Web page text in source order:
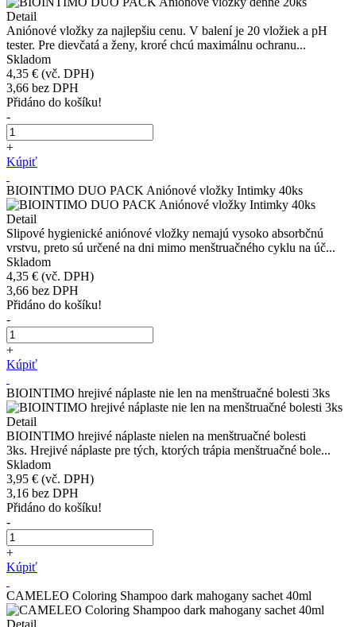
Detail
Aniónové vložky za najlepšiu cenu. V balení je 20 vložiek a pH
tester. Pre dievčatá a ženy, kroré chcú maximálnu ochranu...
Skladom
4,35 € (vč. DPH)
3,66 bez DPH
Přidáno do košíku!
-
+
Kúpiť
BIOINTIMO DUO PACK Aniónové vložky Intimky 40ks
Detail
Slipové hygienické aniónové vložky nemajú vysoko absorbčnú
vrstvu, preto sú určené na dni mimo menštruačného cyklu na úč...
Skladom
4,35 € (vč. DPH)
3,66 bez DPH
Přidáno do košíku!
-
+
Kúpiť
BIOINTIMO hrejivé náplaste nie len na menštruačné bolesti 3ks
Detail
BIOINTIMO hrejivé náplaste nielen na menštruačné bolesti
3ks. Hrejivé náplaste pre tých, ktorých trápia menštruačné bole...
Skladom
3,95 € (vč. DPH)
3,16 bez DPH
Přidáno do košíku!
-
+
Kúpiť
CAMELEO Coloring Shampoo dark mahogany sachet 40ml